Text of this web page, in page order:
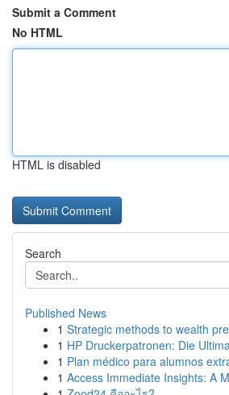
Submit a Comment
No HTML
HTML is disabled
Search
Published News
1 Strategic methods to wealth
1 HP Druckerpatronen: Die
1 Plan médico para alumnos
1 Access Immediate Insights: A